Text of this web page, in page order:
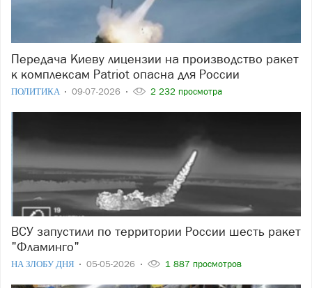
Передача Киеву лицензии на производство ракет
к комплексам Patriot опасна для России
ПОЛИТИКА 09-07-2026 2 232 просмотра
ВСУ запустили по территории России шесть ракет
"Фламинго"
НА ЗЛОБУ ДНЯ 05-05-2026 1 887 просмотров